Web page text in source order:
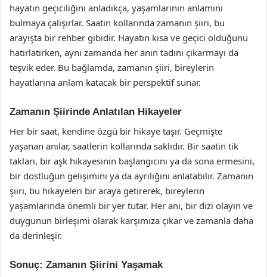
hayatın geçiciliğini anladıkça, yaşamlarının anlamını
bulmaya çalışırlar. Saatin kollarında zamanın şiiri, bu
arayışta bir rehber gibidir. Hayatın kısa ve geçici olduğunu
hatırlatırken, aynı zamanda her anın tadını çıkarmayı da
teşvik eder. Bu bağlamda, zamanın şiiri, bireylerin
hayatlarına anlam katacak bir perspektif sunar.
Zamanın Şiirinde Anlatılan Hikayeler
Her bir saat, kendine özgü bir hikaye taşır. Geçmişte
yaşanan anılar, saatlerin kollarında saklıdır. Bir saatin tik
takları, bir aşk hikayesinin başlangıcını ya da sona ermesini,
bir dostluğun gelişimini ya da ayrılığını anlatabilir. Zamanın
şiiri, bu hikayeleri bir araya getirerek, bireylerin
yaşamlarında önemli bir yer tutar. Her anı, bir dizi olayın ve
duygunun birleşimi olarak karşımıza çıkar ve zamanla daha
da derinleşir.
Sonuç: Zamanın Şiirini Yaşamak